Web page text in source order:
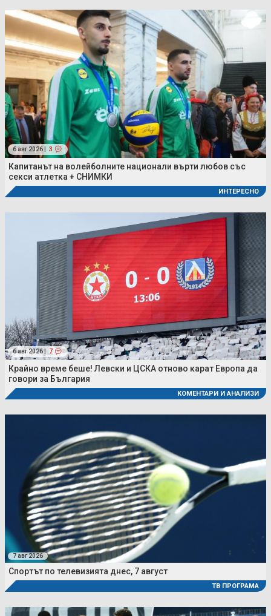
6 авг 2026 | 3
Капитанът на волейболните национали върти любов със
секси атлетка + СНИМКИ
ИНТЕРЕСНО
6 авг 2026 | 7
Крайно време беше! Левски и ЦСКА отново карат Европа да
говори за България
КОМЕНТАРИ И АНАЛИЗИ
7 авг 2026
Спортът по телевизията днес, 7 август
ТВ ПРОГРАМА